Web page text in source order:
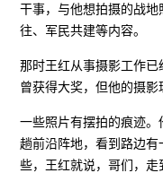
干事，与他想拍摄的战
往、军民共建等内容。
那时王红从事摄影工作
曾获得大奖，但他的摄影
一些照片有摆拍的痕迹
趟前沿阵地，看到路边
些，王红就说，哥们，走